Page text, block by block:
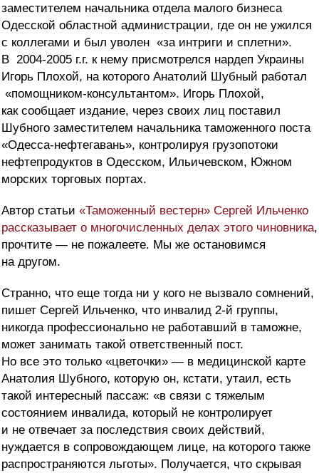
заместителем начальника отдела малого бизнеса
Одесской областной администрации, где он не ужился
с коллегами и был уволен «за интриги и сплетни».
В 2004-2005 г.г. к нему присмотрелся нардеп Украины
Игорь Плохой, на которого Анатолий Шубный работал
«помощником-консультантом». Игорь Плохой,
как сообщает издание, через своих лиц поставил
Шубного заместителем начальника таможенного поста
«Одесса-нефтегавань», контролируя грузопотоки
нефтепродуктов в Одесском, Ильичевском, Южном
морских торговых портах.
Автор статьи «Таможенный вестерн» Сергей Ильченко
рассказывает о многочисленных делах этого чиновника,
прочтите — не пожалеете. Мы же остановимся
на другом.
Странно, что еще тогда ни у кого не вызвало сомнений,
пишет Сергей Ильченко, что инвалид 2-й группы,
никогда профессионально не работавший в таможне,
может занимать такой ответственный пост.
Но все это только «цветочки» — в медицинской карте
Анатолия Шубного, которую он, кстати, утаил, есть
такой интересный пассаж: «в связи с тяжелым
состоянием инвалида, который не контролирует
и не отвечает за последствия своих действий,
нуждается в сопровождающем лице, на которого также
распространяются льготы». Получается, что скрывая